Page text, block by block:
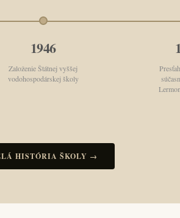
1946
Založenie Štátnej vyššej
vodohospodárskej školy
HISTÓRIA ŠKOLY →